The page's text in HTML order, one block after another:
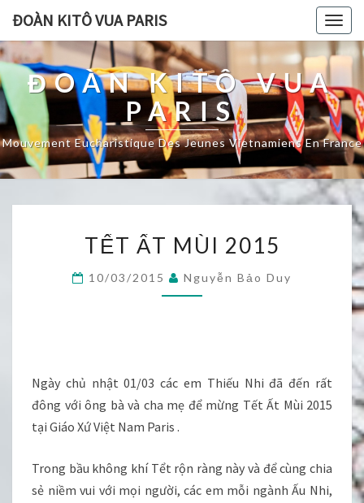
ĐOÀN KITÔ VUA PARIS
ĐOÀN KITÔ VUA
PARIS
Mouvement Eucharistique Des Jeunes Vietnamiens En France
ẤT
2015
TẾT ẤT MÙI 2015
10/03/2015 Nguyễn Bảo Duy
Ngày chủ nhật 01/03 các em Thiếu Nhi đã đến rất
đông với ông bà và cha mẹ để mừng Tết Ất Mùi 2015
tại Giáo Xứ Việt Nam Paris .
Trong bầu không khí Tểt rộn ràng này và để cùng chia
sẻ niềm vui với mọi người, các em mỗi ngành Ấu Nhi,